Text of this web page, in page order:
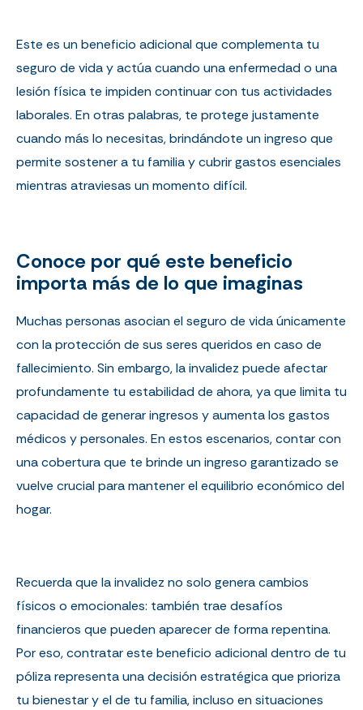
Este es un beneficio adicional que complementa tu
seguro de vida y actúa cuando una enfermedad o una
lesión física te impiden continuar con tus actividades
laborales. En otras palabras, te protege justamente
cuando más lo necesitas, brindándote un ingreso que
permite sostener a tu familia y cubrir gastos esenciales
mientras atraviesas un momento difícil.
Conoce por qué este beneficio
importa más de lo que imaginas
Muchas personas asocian el seguro de vida únicamente
con la protección de sus seres queridos en caso de
fallecimiento. Sin embargo, la invalidez puede afectar
profundamente tu estabilidad de ahora, ya que limita tu
capacidad de generar ingresos y aumenta los gastos
médicos y personales. En estos escenarios, contar con
una cobertura que te brinde un ingreso garantizado se
vuelve crucial para mantener el equilibrio económico del
hogar.
Recuerda que la invalidez no solo genera cambios
físicos o emocionales: también trae desafíos
financieros que pueden aparecer de forma repentina.
Por eso, contratar este beneficio adicional dentro de tu
póliza representa una decisión estratégica que prioriza
tu bienestar y el de tu familia, incluso en situaciones